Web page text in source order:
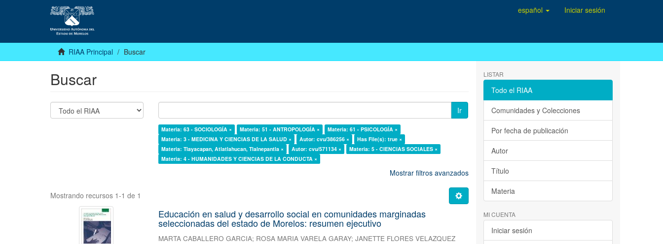
español Iniciar sesión
RIAA Principal Buscar
Buscar
Ir
Materia: 63 - SOCIOLOGÍA × Materia: 51 - ANTROPOLOGÍA ×
Materia: 61 - PSICOLOGÍA ×
Materia: 3 - MEDICINA Y CIENCIAS DE LA SALUD ×
Autor: cvu/386256 ×
Has File(s): true ×
Materia: Tlayacapan, Atlatlahucan, Tlalnepantla ×
Autor: cvu/571134 ×
Materia: 5 - CIENCIAS SOCIALES ×
Materia: 4 - HUMANIDADES Y CIENCIAS DE LA CONDUCTA ×
Mostrar filtros avanzados
Mostrando recursos 1-1 de 1
Educación en salud y desarrollo social en comunidades marginadas
seleccionadas del estado de Morelos: resumen ejecutivo
MARTA CABALLERO GARCIA; ROSA MARIA VARELA GARAY;JANETTE FLORES VELAZQUEZ
LISTAR
Todo el RIAA
Comunidades y Colecciones
Por fecha de publicación
Autor
Título
Materia
MI CUENTA
Iniciar sesión